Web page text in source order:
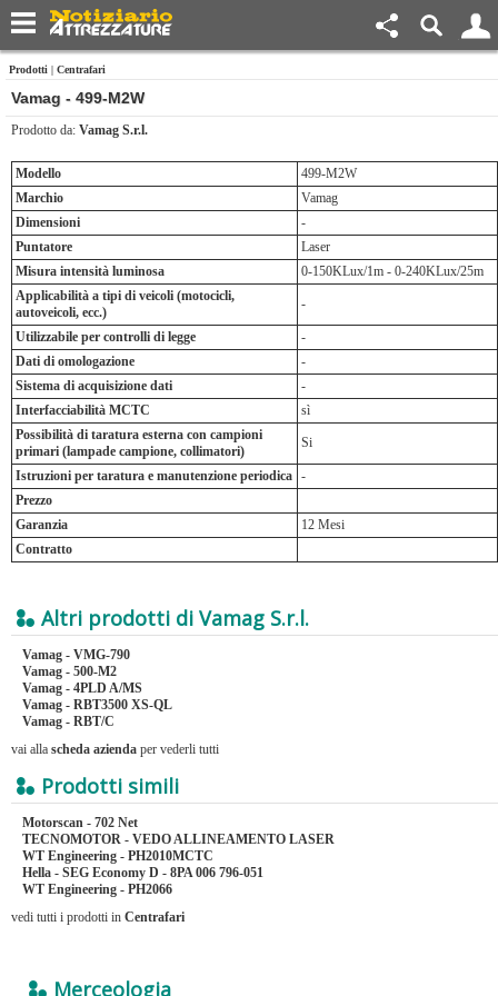
Prodotti | Centrafari
Vamag - 499-M2W
Prodotto da: Vamag S.r.l.
Modello
499-M2W
Marchio
Vamag
Dimensioni
-
Puntatore
Laser
Misura intensità luminosa
0-150KLux/1m - 0-240KLux/25m
Applicabilità a tipi di veicoli (motocicli,
autoveicoli, ecc.)
-
Utilizzabile per controlli di legge
-
Dati di omologazione
-
Sistema di acquisizione dati
-
Interfacciabilità MCTC
sì
Possibilità di taratura esterna con campioni
primari (lampade campione, collimatori)
Si
Istruzioni per taratura e manutenzione periodica -
Prezzo
Garanzia
12 Mesi
Contratto
Altri prodotti di Vamag S.r.l.
Vamag - VMG-790
Vamag - 500-M2
Vamag - 4PLD A/MS
Vamag - RBT3500 XS-QL
Vamag - RBT/C
vai alla scheda azienda per vederli tutti
Prodotti simili
Motorscan - 702 Net
TECNOMOTOR - VEDO ALLINEAMENTO LASER
WT Engineering - PH2010MCTC
Hella - SEG Economy D - 8PA 006 796-051
WT Engineering - PH2066
vedi tutti i prodotti in Centrafari
Merceologia